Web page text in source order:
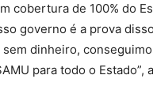
cobertura de 100% do
governo é a prova
dinheiro,
para todo o Estado”,